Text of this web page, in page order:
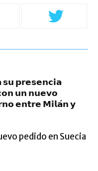
𝘀𝘂 𝗽𝗿𝗲𝘀𝗲𝗻𝗰𝗶𝗮
𝘂𝗻 𝗻𝘂𝗲𝘃𝗼
𝗲𝗻𝘁𝗿𝗲 𝗠𝗶𝗹𝗮́𝗻 𝘆
pedido en Suecia